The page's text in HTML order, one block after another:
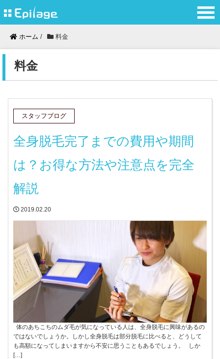
ホーム / 料金
料金
スタッフブログ
全身脱毛完了までの費用や期間
は？お得な方法や注意点を完全
解説
2019.02.20
体のあちこちのムダ毛が気になっている人は、全身脱毛に興味があるの
ではないでしょうか。しかし全身脱毛は部分脱毛に比べると、どうして
も高額になってしまいますから不安に思うこともあるでしょう。 しか
[…]